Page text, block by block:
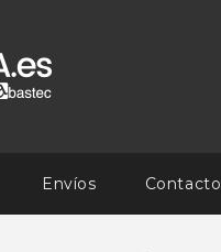
Envíos Contacto